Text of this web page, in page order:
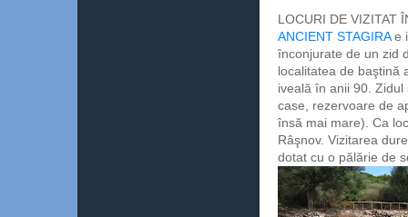
LOCURI DE VIZITAT
ANCIENT STAGIRAe
înconjurate de un zid
localitatea de baştină
iveală în anii 90.
case, rezervoare de
însă mai mare). Ca
Râşnov. Vizitarea
dotat cu o pălărie de